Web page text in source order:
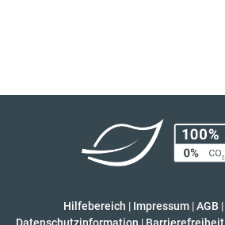
Hilfebereich | Impressum |AGB |